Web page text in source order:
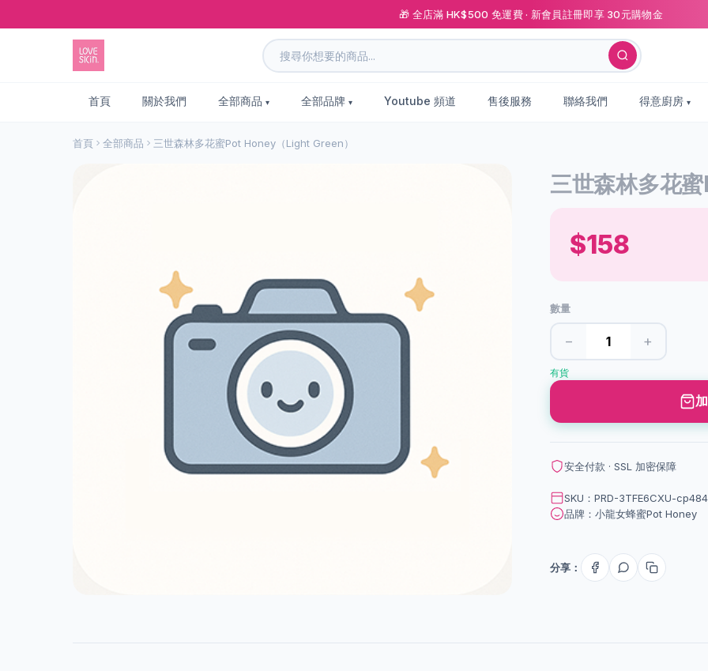
🎁 全店滿 HK$500 免運費 · 新會員註冊即享 30元購物金
首頁 關於我們 全部商品 全部品牌 Youtube 頻道 售後服務 聯絡我們 得意廚房
首頁 全部商品 三世森林多花蜜Pot Honey（Light Green）
三世森林多花
$158
數量
− +
有貨
安全付款 · SSL 加密保障
SKU：PRD-3TFE6CXU-
品牌：小龍女蜂蜜Pot Honey
分享：